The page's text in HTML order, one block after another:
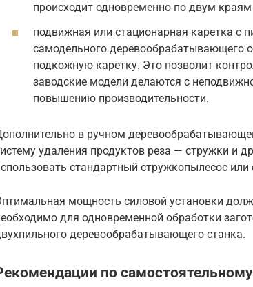
происходит одновременно по двум краям
подвижная или стационарная каретка с
самодельного деревообрабатывающего
подкожную каретку. Это позволит
заводские модели делаются с
повышению производительности.
в ручном
удаления продуктов реза — стружки и
стандартный стружкопылесос или
мощность силовой установки
для одновременной обработки
деревообрабатывающего станка.
по